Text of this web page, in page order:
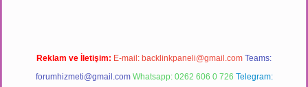
Reklam ve İletişim: E-mail: backlinkpaneli@gmail.com Teams:
forumhizmeti@gmail.com Whatsapp: 0262 606 0 726 Telegram: